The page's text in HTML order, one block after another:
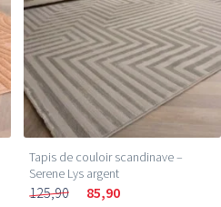
Tapis de couloir scandinave –
Serene Lys argent
125,90 85,90